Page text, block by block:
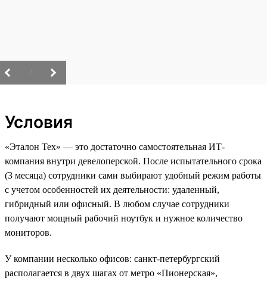
Условия
«Эталон Тех» — это достаточно самостоятельная ИТ-
компания внутри девелоперской. После испытательного срока
(3 месяца) сотрудники сами выбирают удобный режим работы
с учетом особенностей их деятельности: удаленный,
гибридный или офисный. В любом случае сотрудники
получают мощный рабочий ноутбук и нужное количество
мониторов.
У компании несколько офисов: санкт-петербургский
располагается в двух шагах от метро «Пионерская»,